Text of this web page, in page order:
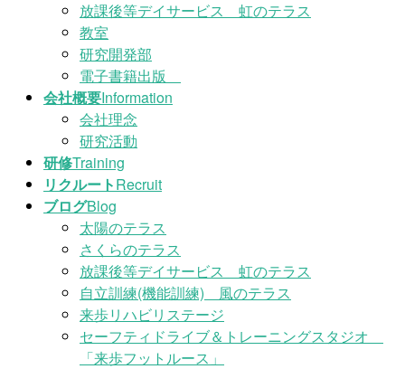
放課後等デイサービス 虹のテラス
教室
研究開発部
電子書籍出版
会社概要Information
会社理念
研究活動
研修Training
リクルートRecruit
ブログBlog
太陽のテラス
さくらのテラス
放課後等デイサービス 虹のテラス
自立訓練(機能訓練) 風のテラス
来歩リハビリステージ
セーフティドライブ＆トレーニングスタジオ
「来歩フットルース」